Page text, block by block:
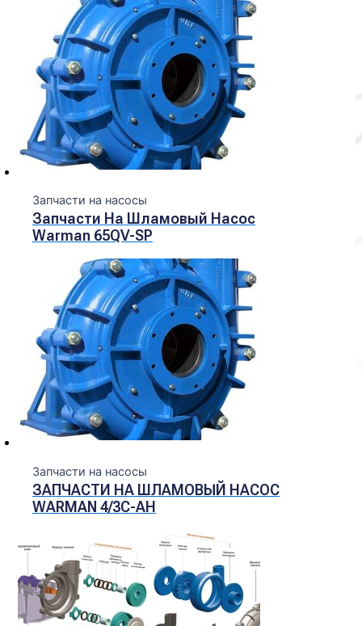
Запчасти на насосы
Запчасти На Шламовый Насос
Warman 65QV-SP
Запчасти на насосы
ЗАПЧАСТИ НА ШЛАМОВЫЙ НАСОС
WARMAN 4/3С-АН